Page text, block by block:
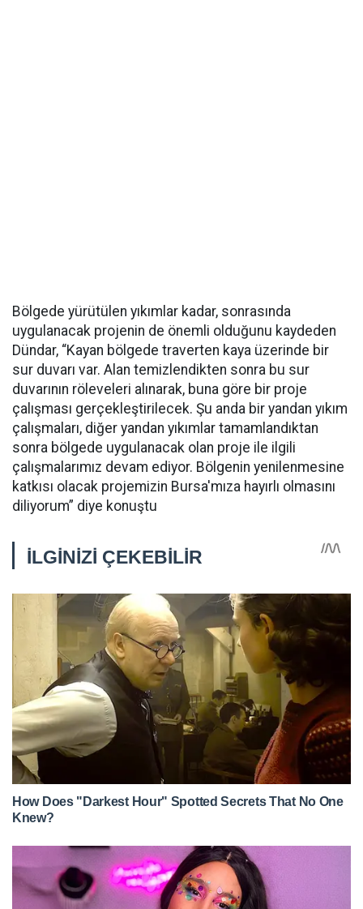
Bölgede yürütülen yıkımlar kadar, sonrasında
uygulanacak projenin de önemli olduğunu kaydeden
Dündar, “Kayan bölgede traverten kaya üzerinde bir
sur duvarı var. Alan temizlendikten sonra bu sur
duvarının röleveleri alınarak, buna göre bir proje
çalışması gerçekleştirilecek. Şu anda bir yandan yıkım
çalışmaları, diğer yandan yıkımlar tamamlandıktan
sonra bölgede uygulanacak olan proje ile ilgili
çalışmalarımız devam ediyor. Bölgenin yenilenmesine
katkısı olacak projemizin Bursa'mıza hayırlı olmasını
diliyorum” diye konuştu